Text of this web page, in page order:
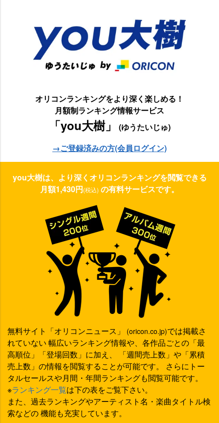
オリコンランキングをより深く楽しめる！
月額制ランキング情報サービス
「you大樹」
(ゆうたいじゅ)
→ご登録済みの方(会員ログイン)
you大樹は、より深くオリコンランキングを閲覧できる
月額1,430円(税込) の有料サービスです。
無料サイト「オリコンニュース」 (oricon.co.jp)では掲載さ
れていない 幅広いランキング情報や、各作品ごとの「最
高順位」「登場回数」に加え、 「週間売上数」や「累積
売上数」の情報を閲覧することが可能です。 さらにトー
タルセールスや月間・年間ランキングも閲覧可能です。
※ランキング一覧は下の表をご覧下さい。
また、過去ランキングやアーティスト名・楽曲タイトル検
索などの 機能も充実しています。